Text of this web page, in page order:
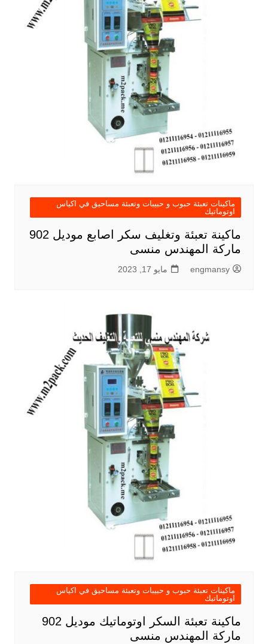
ماكينات تعبئة حبوب و حبيبات وتعبئة مساحيق في اكياس
اوتوماتيك
ماكينة تعبئة وتغليف سكر اصابع موديل 902
ماركة المهندس منسى
engmansy مايو 17, 2023
ماكينات تعبئة حبوب و حبيبات وتعبئة مساحيق في اكياس
اوتوماتيك
ماكينة تعبئة السكر اوتوماتيك موديل 902
ماركة المهندس منسى